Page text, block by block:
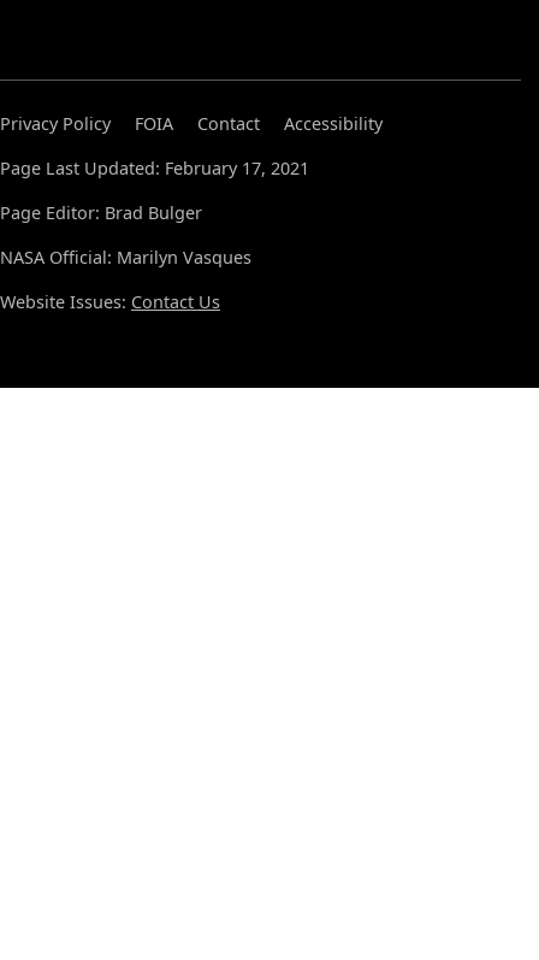
Privacy Policy FOIA Contact
Accessibility
Page Last Updated: February 17, 2021
Page Editor: Brad Bulger
NASA Official: Marilyn Vasques
Website Issues: Contact Us